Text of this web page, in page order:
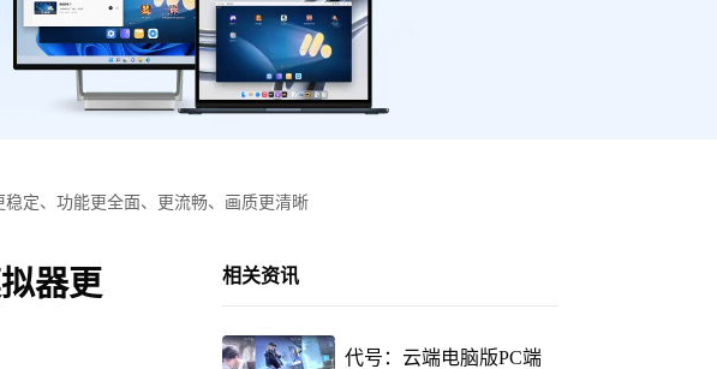
定、功能更全面、更流畅、画质更清晰
器更
相关资讯
代号：云端电脑版PC端